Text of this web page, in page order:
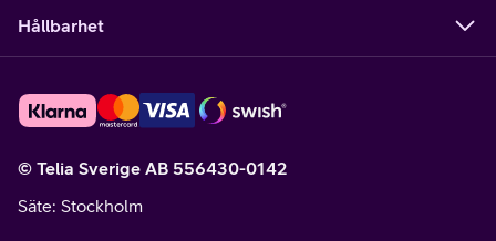
Hållbarhet
© Telia Sverige AB 556430-0142
Säte: Stockholm